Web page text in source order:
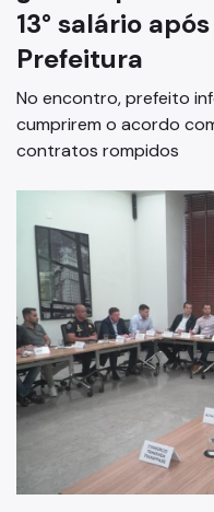
13° salário
Prefeitura
No encontro, prefeito
cumprirem o acordo
contratos rompidos